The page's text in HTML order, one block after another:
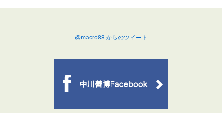
@macro88 からのツイート